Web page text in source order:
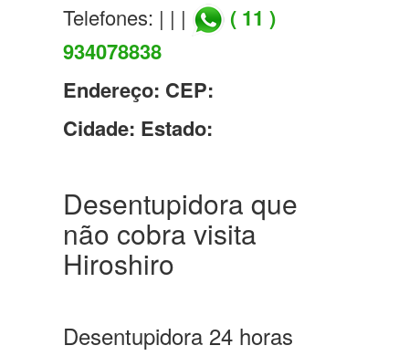
Telefones: | | |
( 11 )
934078838
Endereço: CEP:
Cidade: Estado:
Desentupidora que
não cobra visita
Hiroshiro
Desentupidora 24 horas